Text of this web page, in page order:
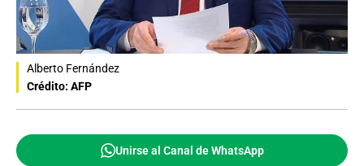
Alberto Fernández
Crédito: AFP
Unirse al Canal de WhatsApp